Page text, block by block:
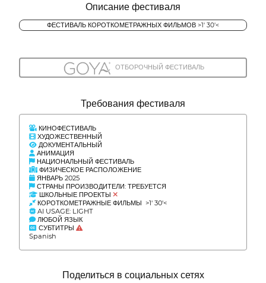
Описание фестиваля
ФЕСТИВАЛЬ КОРОТКОМЕТРАЖНЫХ ФИЛЬМОВ >1' 30'<
ОТБОРОЧНЫЙ ФЕСТИВАЛЬ
Требования фестиваля
КИНОФЕСТИВАЛЬ
ХУДОЖЕСТВЕННЫЙ
ДОКУМЕНТАЛЬНЫЙ
АНИМАЦИЯ
НАЦИОНАЛЬНЫЙ ФЕСТИВАЛЬ
ФИЗИЧЕСКОЕ РАСПОЛОЖЕНИЕ
ЯНВАРЬ 2025
СТРАНЫ ПРОИЗВОДИТЕЛИ: ТРЕБУЕТСЯ
ШКОЛЬНЫЕ ПРОЕКТЫ
КОРОТКОМЕТРАЖНЫЕ ФИЛЬМЫ >1' 30'<
AI USAGE: LIGHT
ЛЮБОЙ ЯЗЫК
СУБТИТРЫ
Spanish
Поделиться в социальных сетях